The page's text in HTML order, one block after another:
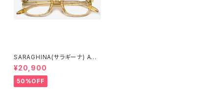
SARAGHINA(サラギーナ) ARI
A 485V(メガネフレーム)
¥20,900
50%OFF